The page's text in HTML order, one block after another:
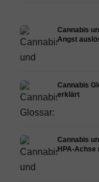
Cannabis
Angst
Cannabis
erklärt
Cannabis
HPA-Achse